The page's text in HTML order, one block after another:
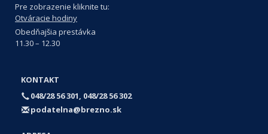
Pre zobrazenie kliknite tu:
Otváracie hodiny
Obedňajšia prestávka
11.30 – 12.30
KONTAKT
048/28 56 301, 048/28 56 302
podatelna@brezno.sk